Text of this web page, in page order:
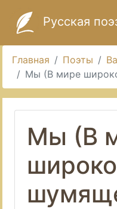
Русская
Главная Поэты
Мы (В мире
Мы (В